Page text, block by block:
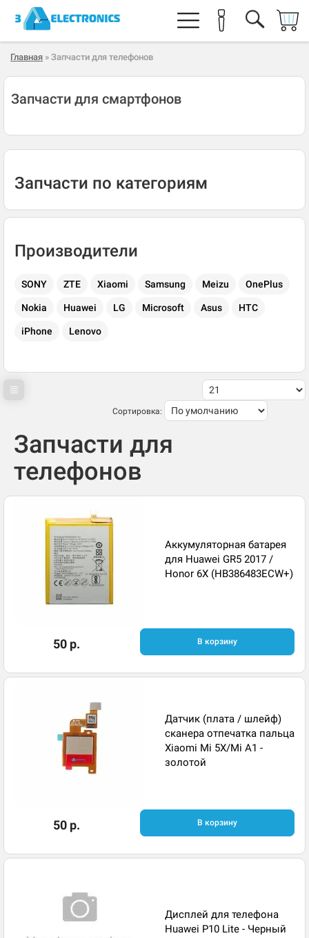
Главная » Запчасти для телефонов
Запчасти для смартфонов
Запчасти по категориям
Производители
SONY ZTE Xiaomi Samsung Meizu OnePlus
Nokia Huawei LG Microsoft Asus HTC
iPhone Lenovo
Сортировка:
Запчасти для
телефонов
Аккумуляторная батарея
для Huawei GR5 2017 /
Honor 6X (HB386483ECW+)
50 р. В корзину
Датчик (плата / шлейф)
сканера отпечатка пальца
Xiaomi Mi 5X/Mi A1 -
золотой
50 р. В корзину
Дисплей для телефона
Huawei P10 Lite - Черный